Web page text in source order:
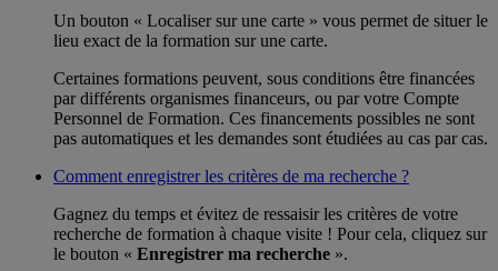
Un bouton « Localiser sur une carte » vous permet de situer le
lieu exact de la formation sur une carte.
Certaines formations peuvent, sous conditions être financées
par différents organismes financeurs, ou par votre Compte
Personnel de Formation. Ces financements possibles ne sont
pas automatiques et les demandes sont étudiées au cas par cas.
Comment enregistrer les critères de ma recherche ?
Gagnez du temps et évitez de ressaisir les critères de votre
recherche de formation à chaque visite ! Pour cela, cliquez sur
le bouton « Enregistrer ma recherche ».